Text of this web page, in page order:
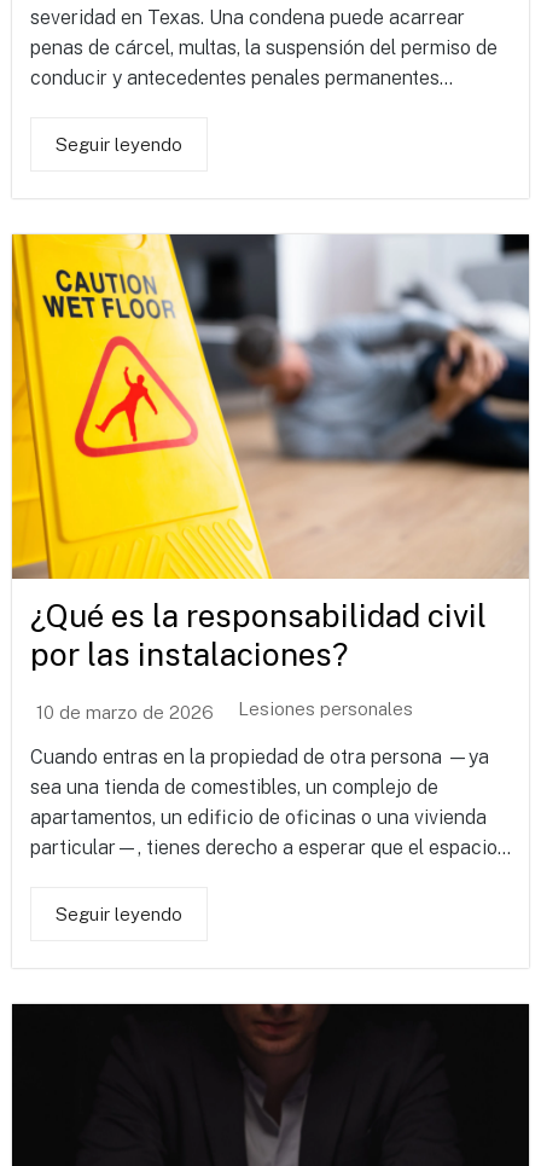
severidad en Texas. Una condena puede acarrear
penas de cárcel, multas, la suspensión del permiso de
conducir y antecedentes penales permanentes...
Seguir leyendo
¿Qué es la responsabilidad civil
por las instalaciones?
10 de marzo de 2026 Lesiones personales
Cuando entras en la propiedad de otra persona —ya
sea una tienda de comestibles, un complejo de
apartamentos, un edificio de oficinas o una vivienda
particular—, tienes derecho a esperar que el espacio...
Seguir leyendo